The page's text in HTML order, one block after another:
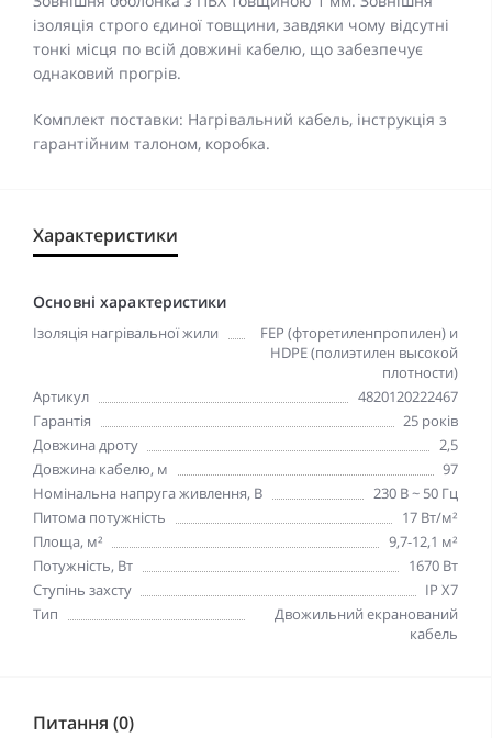
ізоляція строго єдиної товщини, завдяки чому відсутні
тонкі місця по всій довжині кабелю, що забезпечує
однаковий прогрів.
Комплект поставки: Нагрівальний кабель, інструкція з
гарантійним талоном, коробка.
Характеристики
Основні характеристики
Ізоляція нагрівальної жили
FEP (фторетиленпропилен) и
HDPE (полиэтилен высокой
плотности)
Артикул
4820120222467
Гарантія
25 років
Довжина дроту
2,5
Довжина кабелю, м
97
Номінальна напруга живлення, В
230 В ~ 50 Гц
Питома потужність
17 Вт/м²
Площа, м²
9,7-12,1 м²
Потужність, Вт
1670 Вт
Ступінь захсту
IP X7
Тип
Двожильний екранований
кабель
Питання (0)